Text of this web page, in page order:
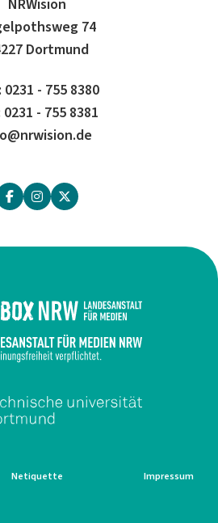
NRWision
74
Dortmund
0231 - 755 8380
0231 - 755 8381
Netiquette Impressum